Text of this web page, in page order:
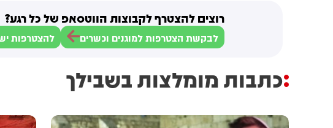
רוצים להצטרף לקבוצות הווטסאפ של כל רגע?
לבקשת הצטרפות למוגנים וכשרים להצטרפות
כתבות מומלצות בשבילך